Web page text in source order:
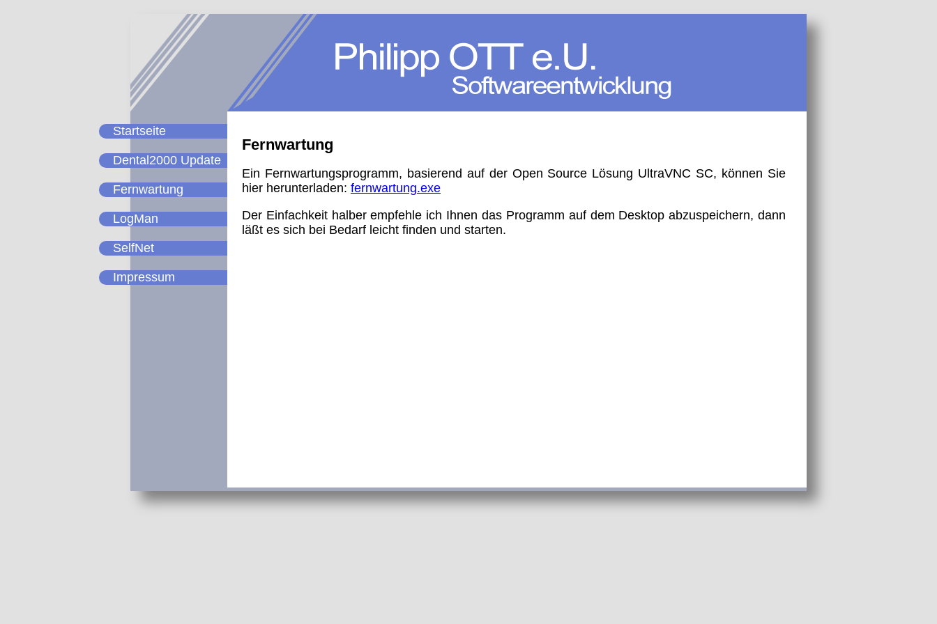
Startseite
Dental2000 Update
Fernwartung
LogMan
SelfNet
Impressum
Fernwartung
Ein Fernwartungsprogramm, basierend auf der Open Source Lösung UltraVNC SC, können Sie
hier herunterladen: fernwartung.exe
Der Einfachkeit halber empfehle ich Ihnen das Programm auf dem Desktop abzuspeichern, dann
läßt es sich bei Bedarf leicht finden und starten.